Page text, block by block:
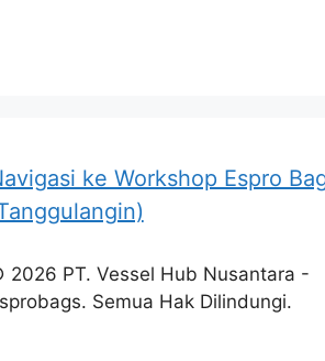
ke Workshop Espro
2026 PT. Vessel Hub Nusantara -
Semua Hak Dilindungi.